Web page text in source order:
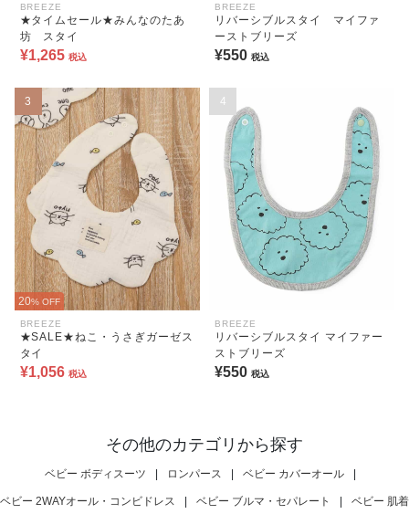
BREEZE
★タイムセール★みんなのたあ
坊 スタイ
¥1,265 税込
BREEZE
リバーシブルスタイ マイファ
ーストブリーズ
¥550 税込
3
20% OFF
BREEZE
★SALE★ねこ・うさぎガーゼス
タイ
¥1,056 税込
4
BREEZE
リバーシブルスタイ マイファー
ストブリーズ
¥550 税込
その他のカテゴリから探す
ベビー ボディスーツ ロンパース ベビー カバーオール
ベビー 2WAYオール・コンビドレス ベビー ブルマ・セパレート ベビー 肌着